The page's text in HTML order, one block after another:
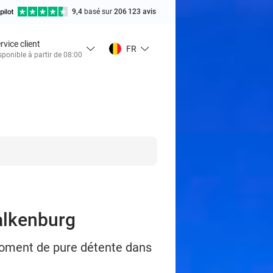
9,4 basé sur 206 123 avis
client
à partir de 08:00
FR
de pure détente dans